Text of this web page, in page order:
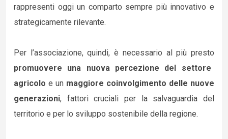
rappresenti oggi un comparto sempre più innovativo e
strategicamente rilevante.
Per l’associazione, quindi, è necessario al più presto
promuovere una nuova percezione del settore
agricolo e un maggiore coinvolgimento delle nuove
generazioni, fattori cruciali per la salvaguardia del
territorio e per lo sviluppo sostenibile della regione.